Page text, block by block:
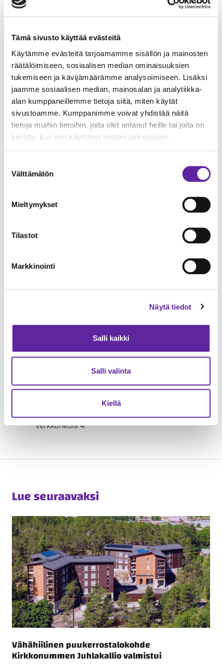
Tämä sivusto käyttää evästeitä
Käytämme evästeitä tarjoamamme sisällön ja mainosten
räätälöimiseen, sosiaalisen median ominaisuuksien
tukemiseen ja kävijämäärämme analysoimiseen. Lisäksi
jaamme sosiaalisen median, mainosalan ja analytiikka-
alan kumppaneillemme tietoja siitä, miten käytät
sivustoamme. Kumppanimme voivat yhdistää näitä
tietoja muihin tietoihin, joita olet antanut heille tai joita on
kerätty, kun olet käyttänyt heidän palvelujaan.
valinta
Välttämätön
Mieltymykset
Tilastot
Markkinointi
Näytä tiedot
Salli kaikki
Salli valinta
Kiellä
As Oy Helsingin Sara
Asuntosäätiön Asumisoikeus / Verkkoneula
4
Verkkosaari Autohalli
As Oy Espoon Gerkinkartano 2
TA- Asumisoikeus/Hehkutie 1
As Oy Helsingin Tulistimenkatu I ja II,
autohalli
Asumisoikeuskohde
As Oy Helsingin
As Oy Helsingin Sara,
As Oy Helsingin
asumisoikeuskohde
Verkkoneula 4.
Lue seuraavaksi
Vähähiilinen puukerrostalokohde
Kirkkonummen Juhlakallio valmistui